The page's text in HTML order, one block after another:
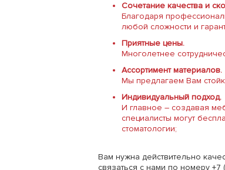
Сочетание качества и
Благодаря
любой сложности и
Приятные цены.
Многолетнее
Ассортимент материалов.
Мы предлагаем Вам
Индивидуальный подход.
И главное – создавая
специалисты могут
стоматологии;
Вам нужна действительно
связаться с нами по номеру